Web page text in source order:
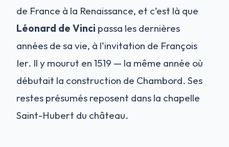
de France à la Renaissance, et c’est là que
Léonard de Vinci passa les dernières
années de sa vie, à l’invitation de François
Ier. Il y mourut en 1519 — la même année où
débutait la construction de Chambord. Ses
restes présumés reposent dans la chapelle
Saint-Hubert du château.